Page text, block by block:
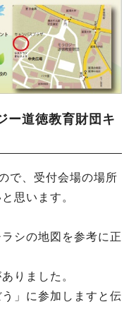
ー道徳教育財団キ
で、受付会場の場所
思います。
シの地図を参考に正
りました。
」に参加しますと伝